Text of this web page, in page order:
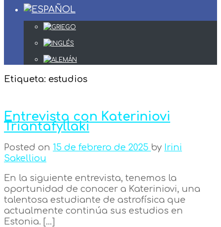
Etiqueta: estudios
Entrevista con Kateriniovi
Triantafyllaki
Posted on 15 de febrero de 2025 by Irini
Sakelliou
En la siguiente entrevista, tenemos la
oportunidad de conocer a Kateriniovi, una
talentosa estudiante de astrofísica que
actualmente continúa sus estudios en
Estonia. […]